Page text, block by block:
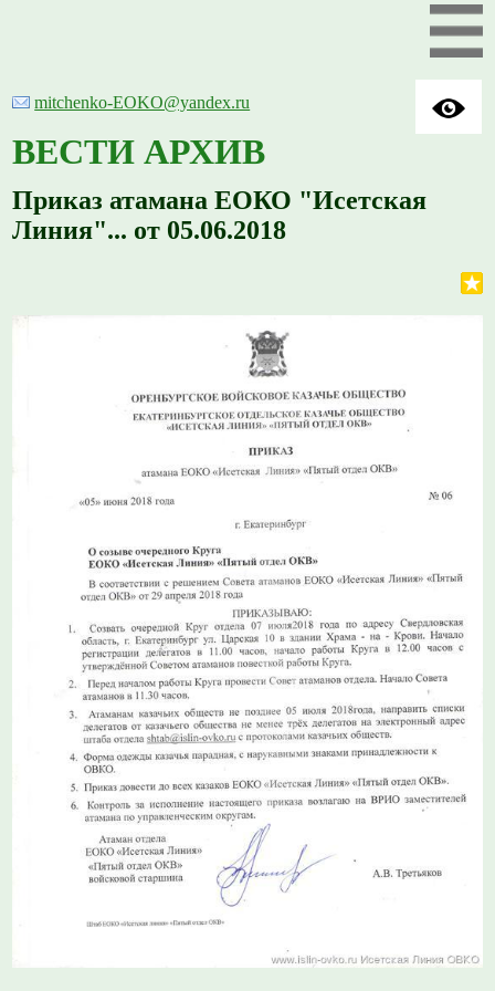
mitchenko-EOKO@yandex.ru
ВЕСТИ АРХИВ
Приказ атамана ЕОКО "Исетская
Линия"... от 05.06.2018